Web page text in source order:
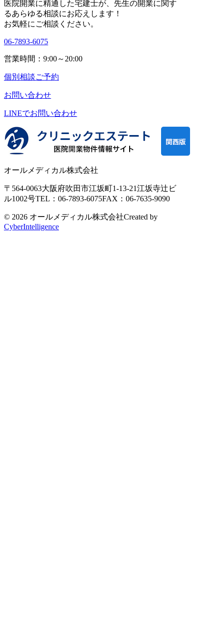
医院開業に精通した宅建士が、 先生の開業に関す
るあらゆる相談にお応えします！
お気軽にご相談ください。
06-7893-6075
営業時間：9:00～20:00
個別相談ご予約
お問い合わせ
LINEでお問い合わせ
オールメディカル株式会社
〒564-0063大阪府吹田市江坂町1-13-21江坂寺辻ビ
ル1002号TEL：06-7893-6075FAX：06-7635-9090
© 2026 オールメディカル株式会社Created by
CyberIntelligence